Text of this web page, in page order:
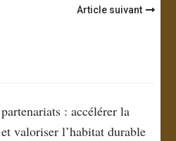
Article suivant
: accélérer la
valoriser l’habitat durable